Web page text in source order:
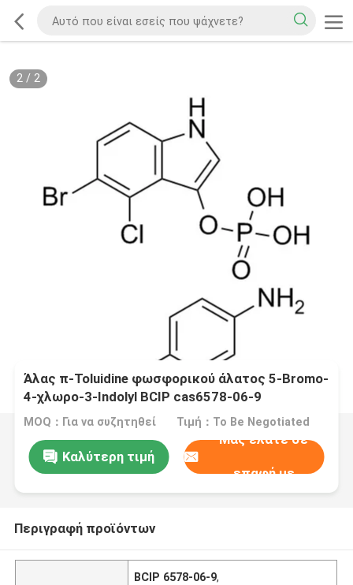
2/ 2
Άλας π-Toluidine φωσφορικού άλατος 5-Bromo-
4-χλωρο-3-Indolyl BCIP cas6578-06-9
MOQ：Για να συζητηθεί Τιμή：To Be Negotiated
Καλύτερη τιμή
Μας ελάτε σε
επαφή με
Περιγραφή προϊόντων
BCIP 6578-06-9,